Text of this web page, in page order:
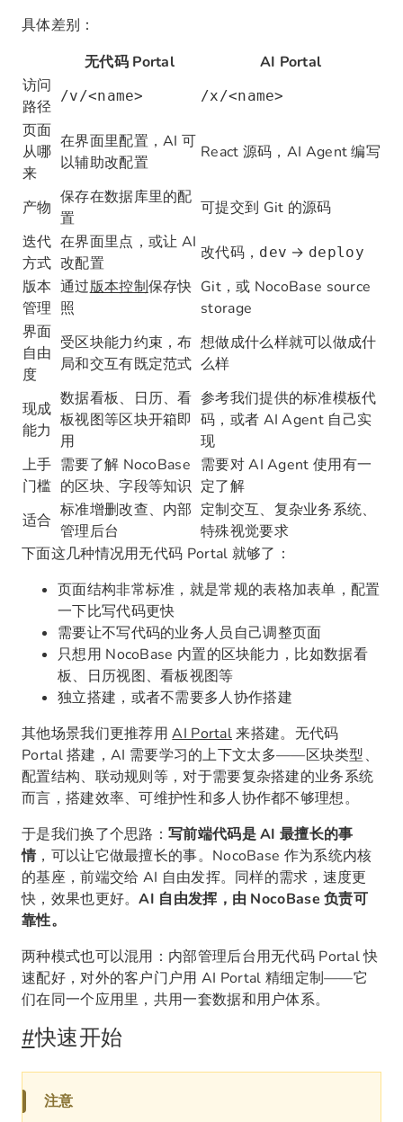
具体差别：
无代码 Portal
AI Portal
访问
路径
/v/<name> /x/<name>
页面
从哪
来
在界面里配置，AI 可
以辅助改配置
React 源码，AI Agent 编写
产物
保存在数据库里的配
置
可提交到 Git 的源码
迭代
方式
在界面里点，或让 AI
改配置
改代码， dev → deploy
版本
管理
通过版本控制保存快
照
Git，或 NocoBase source
storage
界面
自由
度
受区块能力约束，布
局和交互有既定范式
想做成什么样就可以做成什
么样
现成
能力
数据看板、日历、看
板视图等区块开箱即
用
参考我们提供的标准模板代
码，或者 AI Agent 自己实
现
上手
门槛
需要了解 NocoBase
的区块、字段等知识
需要对 AI Agent 使用有一
定了解
适合
标准增删改查、内部
管理后台
定制交互、复杂业务系统、
特殊视觉要求
下面这几种情况用无代码 Portal 就够了：
页面结构非常标准，就是常规的表格加表单，配置
一下比写代码更快
需要让不写代码的业务人员自己调整页面
只想用 NocoBase 内置的区块能力，比如数据看
板、日历视图、看板视图等
独立搭建，或者不需要多人协作搭建
其他场景我们更推荐用AI Portal来搭建。无代码
Portal 搭建，AI 需要学习的上下文太多——区块类型、
配置结构、联动规则等，对于需要复杂搭建的业务系统
而言，搭建效率、可维护性和多人协作都不够理想。
于是我们换了个思路： 写前端代码是 AI 最擅长的事
情，可以让它做最擅长的事。NocoBase 作为系统内核
的基座，前端交给 AI 自由发挥。同样的需求，速度更
快，效果也更好。AI 自由发挥，由 NocoBase 负责可
靠性。
两种模式也可以混用：内部管理后台用无代码 Portal 快
速配好，对外的客户门户用 AI Portal 精细定制——它
们在同一个应用里，共用一套数据和用户体系。
#快速开始
注意